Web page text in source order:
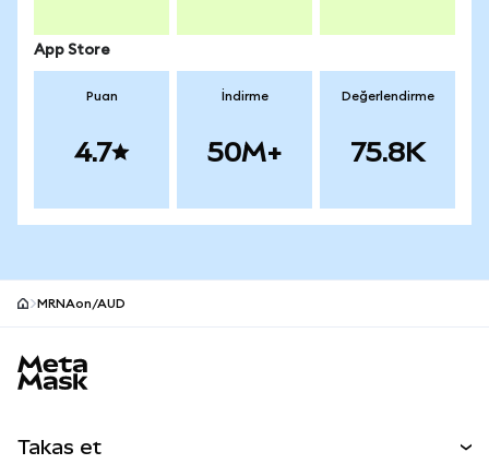
App Store
Puan
4.7
İndirme
50M+
Değerlendirme
75.8K
MRNAon/AUD
Takas et